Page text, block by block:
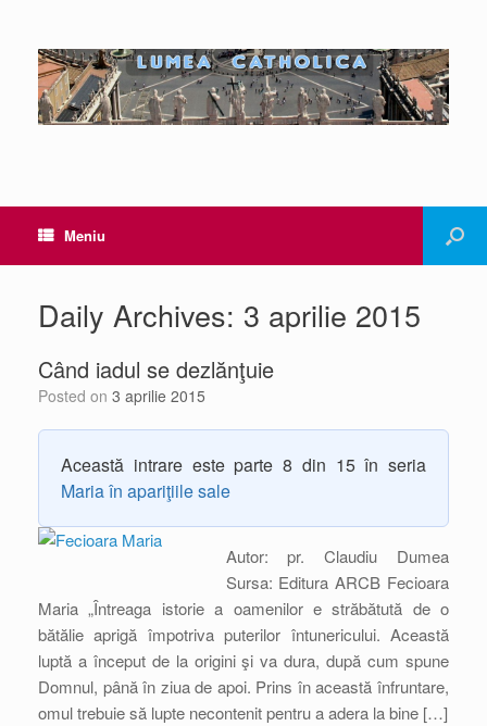
Meniu
Daily Archives: 3 aprilie 2015
Când iadul se dezlănţuie
Posted on 3 aprilie 2015
Această intrare este parte 8 din 15 în seria
Maria în apariţiile sale
Autor: pr. Claudiu Dumea
Sursa: Editura ARCB Fecioara
Maria „Întreaga istorie a oamenilor e străbătută de o
bătălie aprigă împotriva puterilor întunericului. Această
luptă a început de la origini şi va dura, după cum spune
Domnul, până în ziua de apoi. Prins în această înfruntare,
omul trebuie să lupte necontenit pentru a adera la bine […]